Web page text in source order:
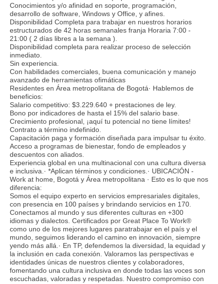
Conocimientos y/o afinidad en soporte, programación,
desarrollo de software, Windows y Office, y afines.
Disponibilidad Completa para trabajar en nuestros horarios
estructurados de 42 horas semanales franja Horaria 7:00 -
21:00 ( 2 días libres a la semana ).
Disponibilidad completa para realizar proceso de selección
inmediato.
Sin experiencia.
Con habilidades comerciales, buena comunicación y manejo
avanzado de herramientas ofimáticas
Residentes en Área metropolitana de Bogotá· Hablemos de
beneficios:
Salario competitivo: $3.229.640 + prestaciones de ley.
Bono por indicadores de hasta el 15% del salario base.
Crecimiento profesional, ¡aquí tu potencial no tiene límites!
Contrato a término indefinido.
Capacitación paga y formación diseñada para impulsar tu éxito.
Acceso a programas de bienestar, fondo de empleados y
descuentos con aliados.
Experiencia global en una multinacional con una cultura diversa
e inclusiva.· *Aplican términos y condiciones.· UBICACIÓN -
Work at home, Bogotá y Área metropolitana · Esto es lo que nos
diferencia:
Somos el equipo experto en servicios empresariales digitales,
con presencia en 100 países y brindando servicios en 170.
Conectamos al mundo y sus diferentes culturas en +300
idiomas y dialectos. Certificados por Great Place To Work®
como uno de los mejores lugares paratrabajar en el país y el
mundo, seguimos liderando el camino en innovación, siempre
yendo más allá.· En TP, defendemos la diversidad, la equidad y
la inclusión en cada conexión. Valoramos las perspectivas e
identidades únicas de nuestros clientes y colaboradores,
fomentando una cultura inclusiva en donde todas las voces son
escuchadas, valoradas y respetadas. Nuestro compromiso con